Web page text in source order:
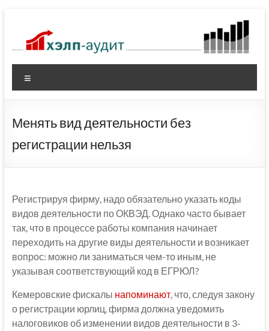
содержимому
Менять вид деятельности без
регистрации нельзя
Регистрируя фирму, надо обязательно указать коды
видов деятельности по ОКВЭД. Однако часто бывает
так, что в процессе работы компания начинает
переходить на другие виды деятельности и возникает
вопрос: можно ли заниматься чем-то иным, не
указывая соответствующий код в ЕГРЮЛ?
Кемеровские фискалы напоминают, что, следуя закону
о регистрации юрлиц, фирма должна уведомить
налоговиков об изменении видов деятельности в 3-